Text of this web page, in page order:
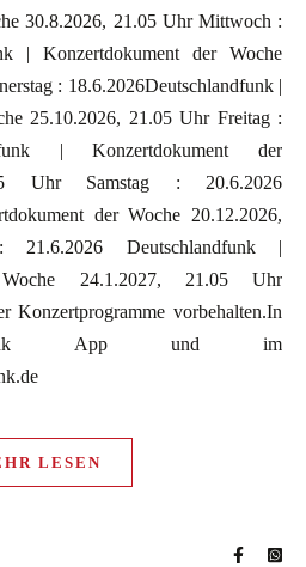
30.8.2026, 21.05 Uhr Mittwoch :
| Konzertdokument der Woche
: 18.6.2026Deutschlandfunk |
25.10.2026, 21.05 Uhr Freitag :
| Konzertdokument der
Uhr Samstag : 20.6.2026
der Woche 20.12.2026,
Deutschlandfunk |
24.1.2027, 21.05 Uhr
Konzertprogramme vorbehalten.In
App und im
LESEN